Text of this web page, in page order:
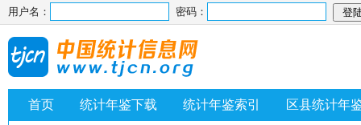
用户名： 密码：
首页 统计年鉴下载 统计年鉴索引 区县统计年